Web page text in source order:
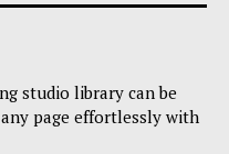
studio library can be
page effortlessly with